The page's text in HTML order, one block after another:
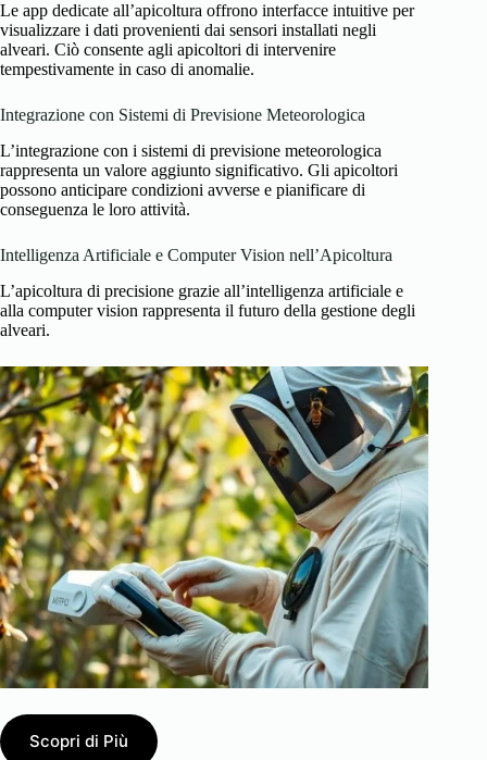
Le app dedicate all’apicoltura offrono interfacce intuitive per
visualizzare i dati provenienti dai sensori installati negli
alveari. Ciò consente agli apicoltori di intervenire
tempestivamente in caso di anomalie.
Integrazione con Sistemi di Previsione Meteorologica
L’integrazione con i sistemi di previsione meteorologica
rappresenta un valore aggiunto significativo. Gli apicoltori
possono anticipare condizioni avverse e pianificare di
conseguenza le loro attività.
Intelligenza Artificiale e Computer Vision nell’Apicoltura
L’apicoltura di precisione grazie all’intelligenza artificiale e
alla computer vision rappresenta il futuro della gestione degli
alveari.
Scopri di Più